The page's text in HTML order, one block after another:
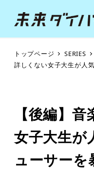
トップページ SERIES
詳しくない女子大生が人
【後編】
女子大生が
ューサーを